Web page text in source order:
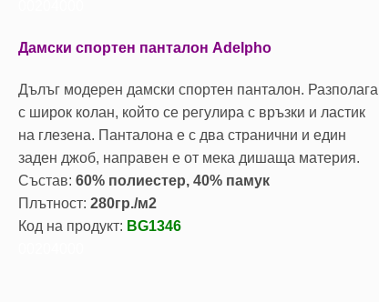
Дамски спортен панталон Adelpho
Дълъг модерен дамски спортен панталон. Разполага
с широк колан, който се регулира с връзки и ластик
на глезена. Панталона е с два странични и един
заден джоб, направен е от мека дишаща материя.
Състав: 60% полиестер, 40% памук
Плътност: 280гр./м2
Код на продукт: BG1346